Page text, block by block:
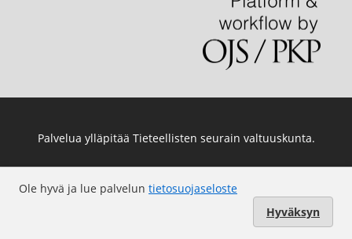
Ole hyvä ja lue palvelun tietosuojaseloste
Hyväksyn
Palvelua ylläpitää Tieteellisten seurain valtuuskunta.